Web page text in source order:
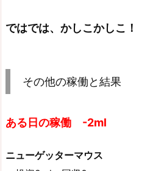
ではでは、かしこかしこ！
その他の稼働と結果
ある日の稼働 -2ml
ニューゲッターマウス